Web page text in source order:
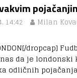
14:42 Milan
dropcap]
da je londonski
odličnih pojačanja